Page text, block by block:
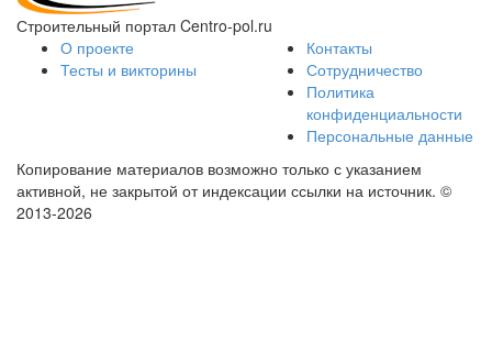
Строительный портал Centro-pol.ru
О проекте
Тесты и викторины
Контакты
Сотрудничество
Политика
конфиденциальности
Персональные данные
Копирование материалов возможно только с указанием
активной, не закрытой от индексации ссылки на источник. ©
2013-2026